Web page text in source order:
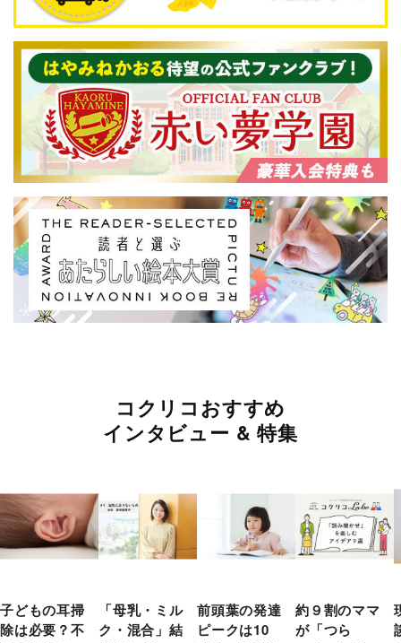
コクリコおすすめ
インタビュー & 特集
子どもの耳掃
除は必要？不
「母乳・ミル
ク・混合」結
前頭葉の発達
ピークは10
約９割のママ
が「つら